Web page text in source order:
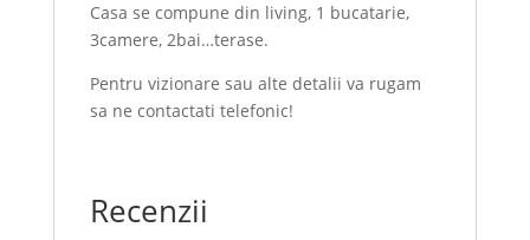
Casa se compune din living, 1 bucatarie,
3camere, 2bai…terase.
Pentru vizionare sau alte detalii va rugam
sa ne contactati telefonic!
Recenzii